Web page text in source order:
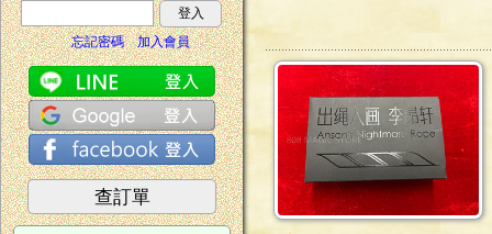
登入
忘記密碼
加入會員
查訂單